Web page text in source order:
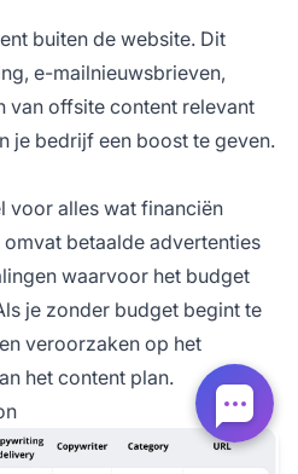
buiten de website. Dit
e-mailnieuwsbrieven,
van offsite content relevant
je bedrijf een boost te geven.
voor alles wat financiën
betaalde advertenties
waarvoor het budget
je zonder budget begint te
veroorzaken op het
het content plan.